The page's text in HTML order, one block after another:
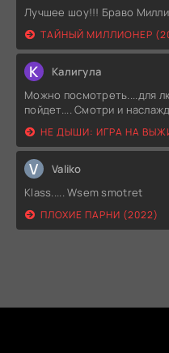
Лучшее шоу!!! Браво
ТАЙНЫЙ МИЛЛИОНЕР
К Калигула
Можно посмотреть....для
пойдет.... Смотри и
НЕ ДЫШИ: ИГРА НА
V Valiko
Klass..... Wsem smotret
ПЛОХИЕ ПАРНИ (2022)